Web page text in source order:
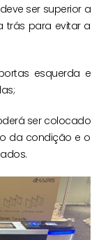
ser superior a
trás para evitar a
esquerda e
ser colocado
da condição e o